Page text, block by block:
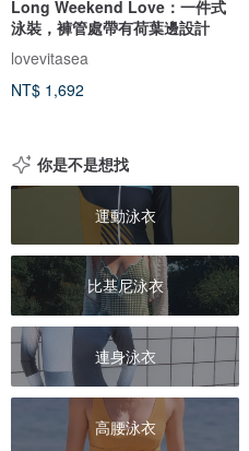
Long Weekend Love：一件式
泳裝，褲管處帶有荷葉邊設計
lovevitasea
NT$ 1,692
你是不是想找
運動泳衣
比基尼泳衣
連身泳衣
高腰泳衣